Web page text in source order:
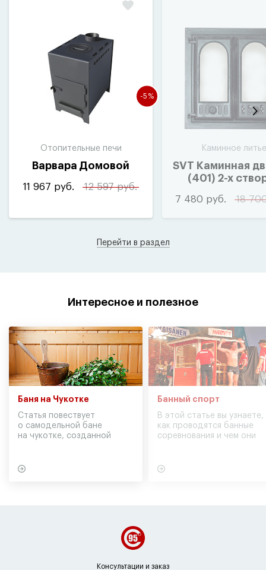
-5%
Отопительные печи
Варвара Домовой
11 967 руб. 12 597 руб.
Каминное литье
SVT Каминная
(401) 2-х
7 480 руб. 18
Перейти в раздел
Интересное и полезное
Баня на Чукотке
Статья повествует
о самодельной бане
на чукотке, созданной
Банный спорт
В этой статье вы узнаете,
как проводятся банные
соревнования и чем они
Консультации и заказ